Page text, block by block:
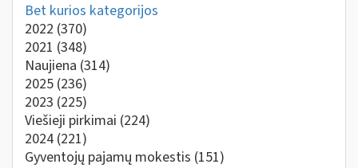
Bet kurios kategorijos
2022 (370)
2021 (348)
Naujiena (314)
2025 (236)
2023 (225)
Viešieji pirkimai (224)
2024 (221)
Gyventojų pajamų mokestis (151)